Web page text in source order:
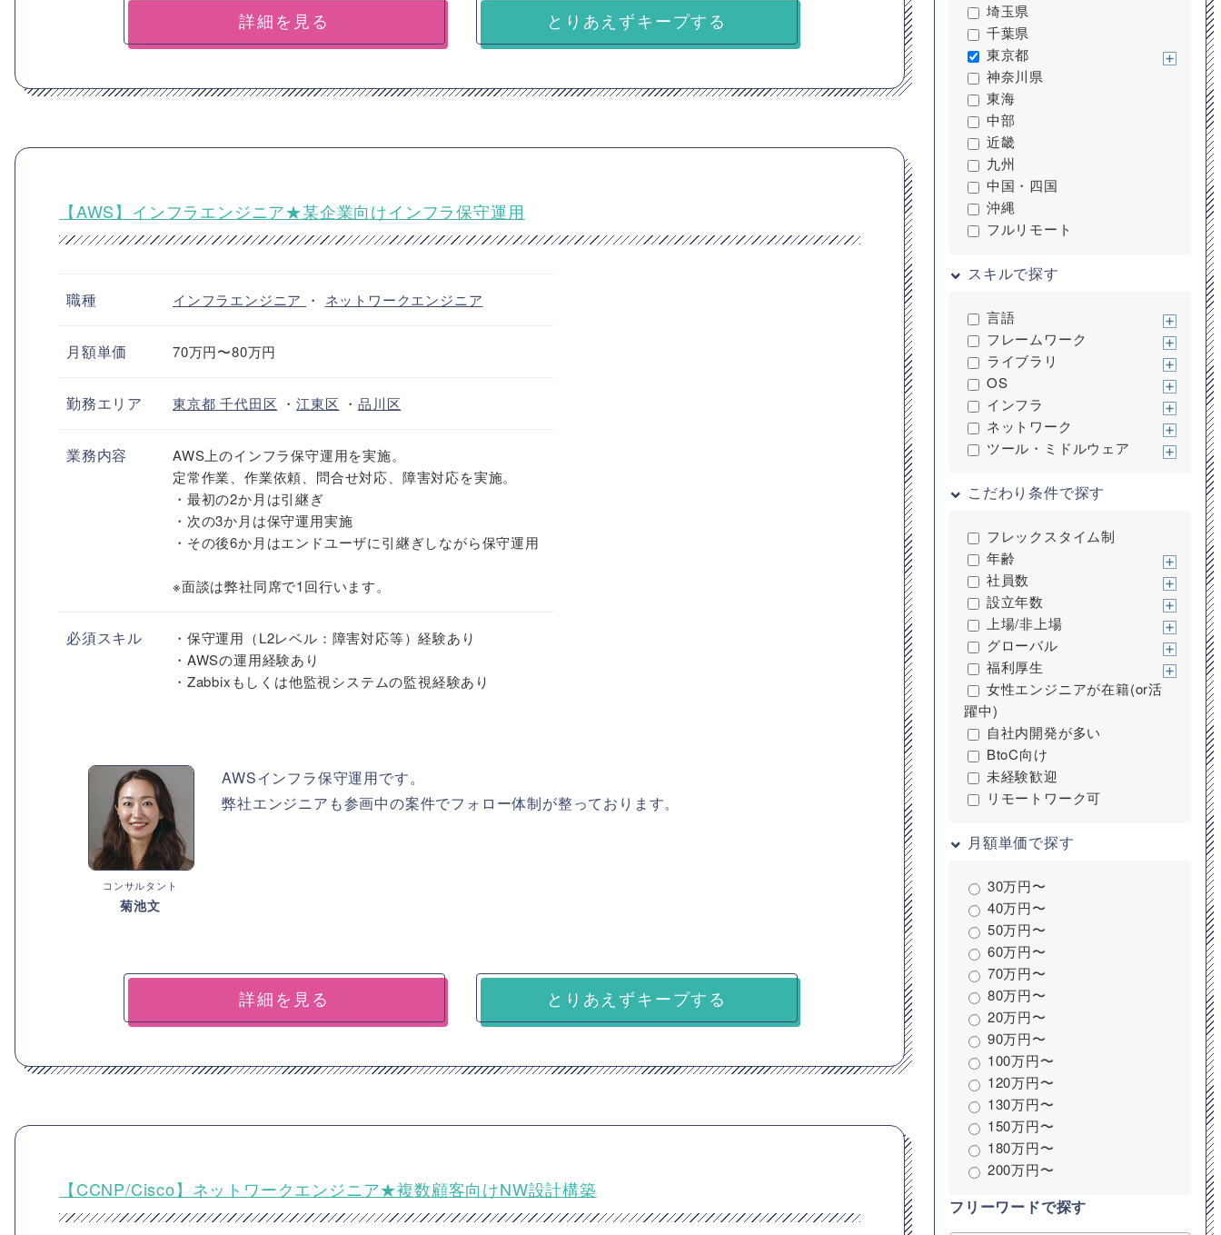
詳細を見る とりあえずキープする
【AWS】インフラエンジニア★某企業向けインフラ保守運用
職種 インフラエンジニア ・ ネットワークエンジニア
月額単価 70万円〜80万円
勤務エリア 東京都千代田区 ・江東区 ・品川区
業務内容
AWS上のインフラ保守運用を実施。
定常作業、作業依頼、問合せ対応、障害対応を実施。
・最初の2か月は引継ぎ
・次の3か月は保守運用実施
・その後6か月はエンドユーザに引継ぎしながら保守運用
※面談は弊社同席で1回行います。
必須スキル
・保守運用（L2レベル：障害対応等）経験あり
・AWSの運用経験あり
・Zabbixもしくは他監視システムの監視経験あり
コンサルタント
菊池文
AWSインフラ保守運用です。
弊社エンジニアも参画中の案件でフォロー体制が整っております。
詳細を見る とりあえずキープする
【CCNP/Cisco】ネットワークエンジニア★複数顧客向けNW設計構築
埼玉県
千葉県
東京都
神奈川県
東海
中部
近畿
九州
中国・四国
沖縄
フルリモート
スキルで探す
言語
フレームワーク
ライブラリ
OS
インフラ
ネットワーク
ツール・ミドルウェア
こだわり条件で探す
フレックスタイム制
年齢
社員数
設立年数
上場/非上場
グローバル
福利厚生
女性エンジニアが在籍(or活
躍中)
自社内開発が多い
BtoC向け
未経験歓迎
リモートワーク可
月額単価で探す
30万円〜
40万円〜
50万円〜
60万円〜
70万円〜
80万円〜
20万円〜
90万円〜
100万円〜
120万円〜
130万円〜
150万円〜
180万円〜
200万円〜
フリーワードで探す